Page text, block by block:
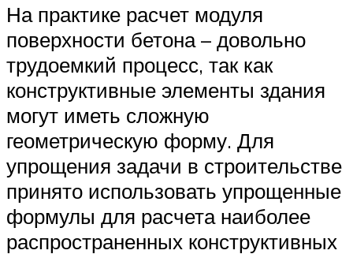
На практике расчет модуля
поверхности бетона – довольно
трудоемкий процесс, так как
конструктивные элементы здания
могут иметь сложную
геометрическую форму. Для
упрощения задачи в строительстве
принято использовать упрощенные
формулы для расчета наиболее
распространенных конструктивных